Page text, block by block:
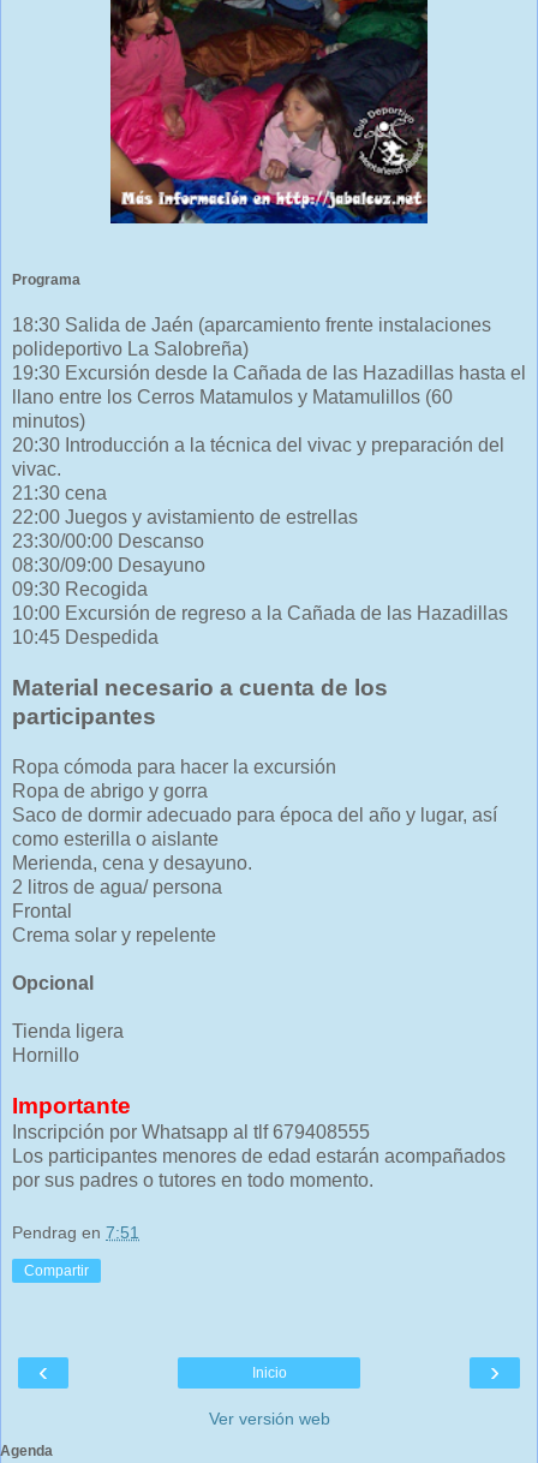
Programa
18:30 Salida de Jaén (aparcamiento frente instalaciones
polideportivo La Salobreña)
19:30 Excursión desde la Cañada de las Hazadillas hasta el
llano entre los Cerros Matamulos y Matamulillos (60
minutos)
20:30 Introducción a la técnica del vivac y preparación del
vivac.
21:30 cena
22:00 Juegos y avistamiento de estrellas
23:30/00:00 Descanso
08:30/09:00 Desayuno
09:30 Recogida
10:00 Excursión de regreso a la Cañada de las Hazadillas
10:45 Despedida
Material necesario a cuenta de los
participantes
Ropa cómoda para hacer la excursión
Ropa de abrigo y gorra
Saco de dormir adecuado para época del año y lugar, así
como esterilla o aislante
Merienda, cena y desayuno.
2 litros de agua/ persona
Frontal
Crema solar y repelente
Opcional
Tienda ligera
Hornillo
Importante
Inscripción por Whatsapp al tlf 679408555
Los participantes menores de edad estarán acompañados
por sus padres o tutores en todo momento.
Pendrag en 7:51
Compartir
‹ ›
Inicio
Ver versión web
Agenda